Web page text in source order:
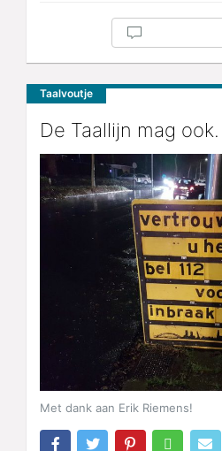
Taalvoutje
De Taallijn mag ook.
Met dank aan Erik Riemens!